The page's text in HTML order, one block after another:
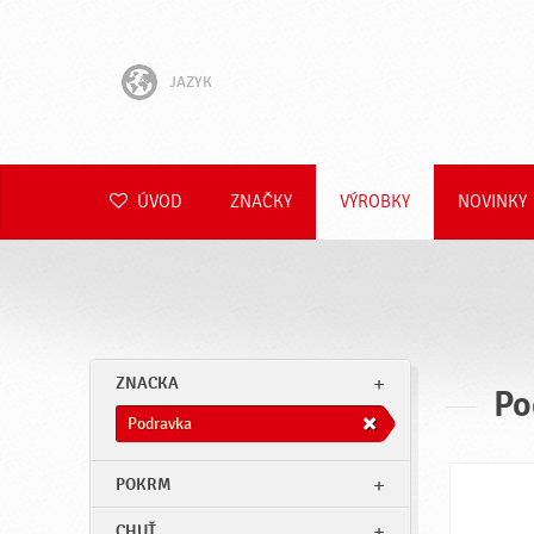
JAZYK
Hrvatski
Română
ÚVOD ZNAČKY VÝROBKY NOVINKY
ZNACKA
Podravka
POKRM